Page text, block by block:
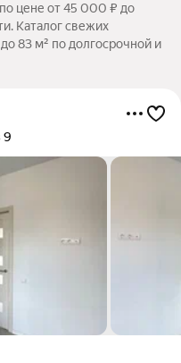
цене от 45 000 ₽ до
Каталог свежих
83 м² по долгосрочной и
9